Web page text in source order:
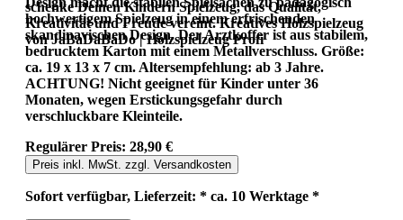
schenke Deinen Kindern Spielzeug, das Qualität,
Kreativität und Freude vereint. Kreatives Holzspielzeug
von JaBaDaBaDo | Holzspielzeug Profi
hochwertigem Spielzeug in einem erfrischenden
skandinavischen Design. Der Arztkoffer ist aus stabilem,
bedrucktem Karton mit einem Metallverschluss. Größe:
ca. 19 x 13 x 7 cm. Altersempfehlung: ab 3 Jahre.
ACHTUNG! Nicht geeignet für Kinder unter 36
Monaten, wegen Erstickungsgefahr durch
verschluckbare Kleinteile.
Regulärer Preis: 28,90 €
Preis inkl. MwSt. zzgl. Versandkosten
Sofort verfügbar, Lieferzeit: * ca. 10 Werktage *